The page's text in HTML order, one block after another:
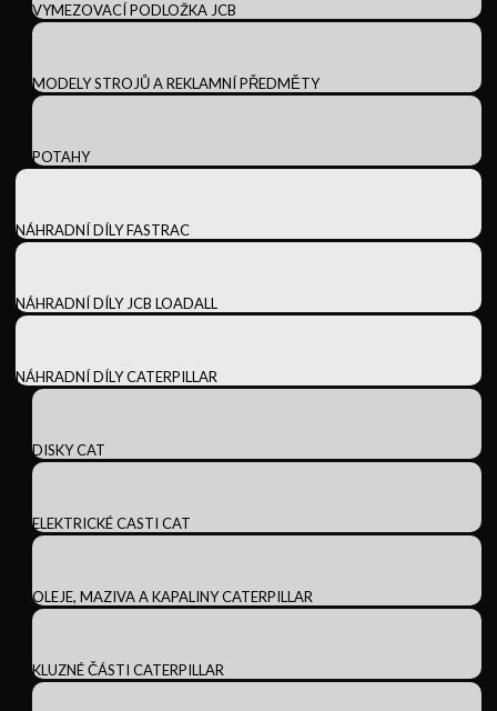
VYMEZOVACÍ PODLOŽKA JCB
MODELY STROJŮ A REKLAMNÍ PŘEDMĚTY
POTAHY
NÁHRADNÍ DÍLY FASTRAC
NÁHRADNÍ DÍLY JCB LOADALL
NÁHRADNÍ DÍLY CATERPILLAR
DISKY CAT
ELEKTRICKÉ CASTI CAT
OLEJE, MAZIVA A KAPALINY CATERPILLAR
KLUZNÉ ČÁSTI CATERPILLAR